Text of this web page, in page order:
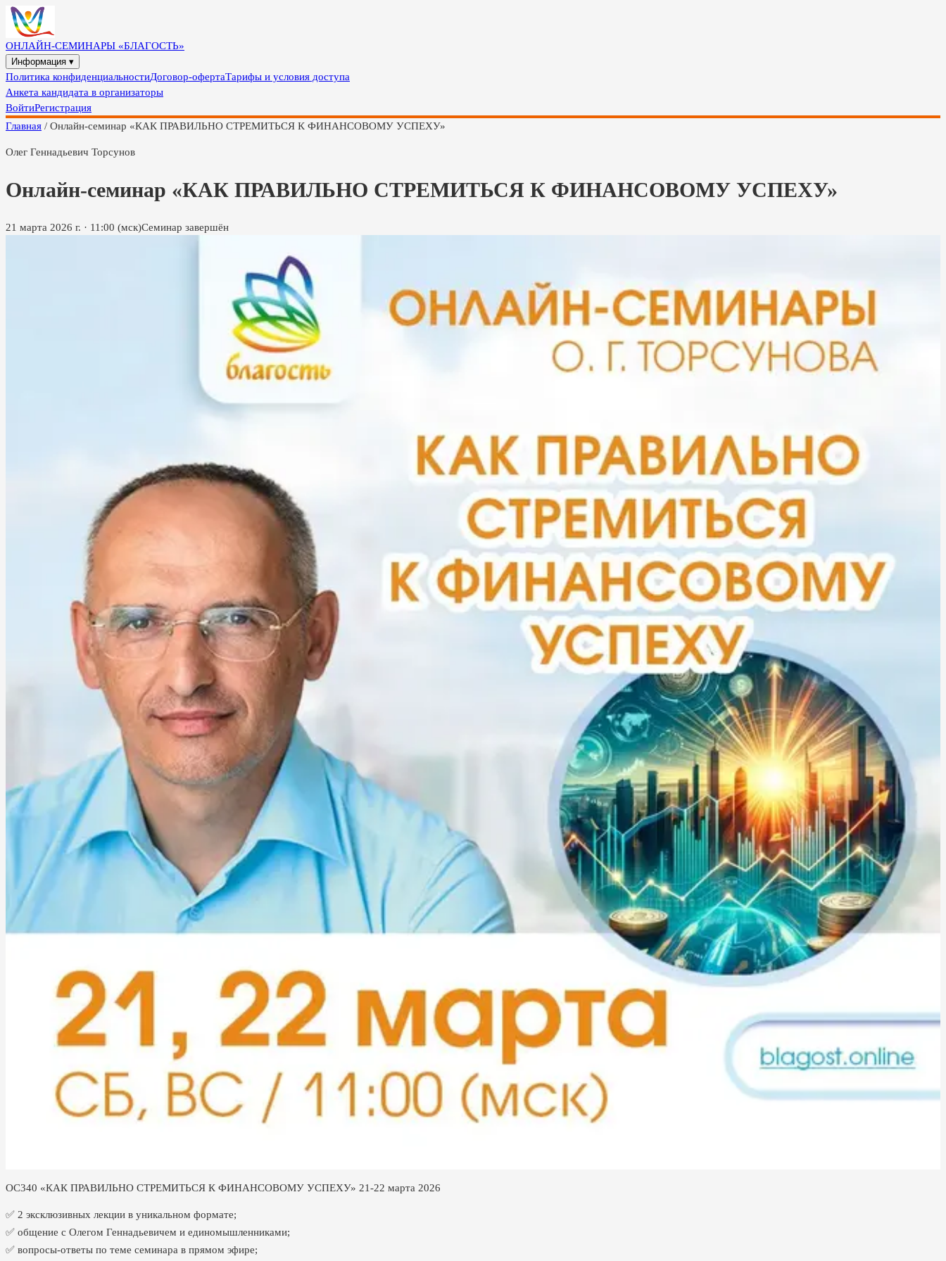
ОНЛАЙН-СЕМИНАРЫ «БЛАГОСТЬ»
Информация ▾
Политика конфиденциальностиДоговор-офертаТарифы и условия доступа
Анкета кандидата в организаторы
ВойтиРегистрация
Главная / Онлайн-семинар «КАК ПРАВИЛЬНО СТРЕМИТЬСЯ К ФИНАНСОВОМУ УСПЕХУ»
Олег Геннадьевич Торсунов
Онлайн-семинар «КАК ПРАВИЛЬНО СТРЕМИТЬСЯ К ФИНАНСОВОМУ УСПЕХУ»
21 марта 2026 г. · 11:00 (мск)Семинар завершён
ОС340 «КАК ПРАВИЛЬНО СТРЕМИТЬСЯ К ФИНАНСОВОМУ УСПЕХУ» 21-22 марта 2026
✅ 2 эксклюзивных лекции в уникальном формате;
✅ общение с Олегом Геннадьевичем и единомышленниками;
✅ вопросы-ответы по теме семинара в прямом эфире;